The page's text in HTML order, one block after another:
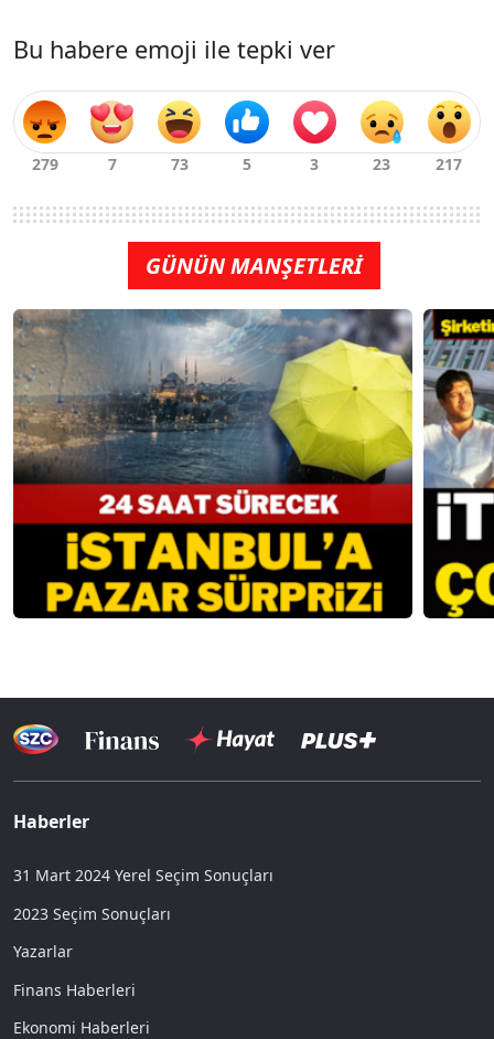
Bu habere emoji ile tepki ver
GÜNÜN MANŞETLERİ
Haberler
31 Mart 2024 Yerel Seçim Sonuçları
2023 Seçim Sonuçları
Yazarlar
Finans Haberleri
Ekonomi Haberleri